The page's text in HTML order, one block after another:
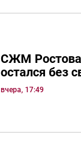
СЖМ Ростова
остался без
вчера, 17:49